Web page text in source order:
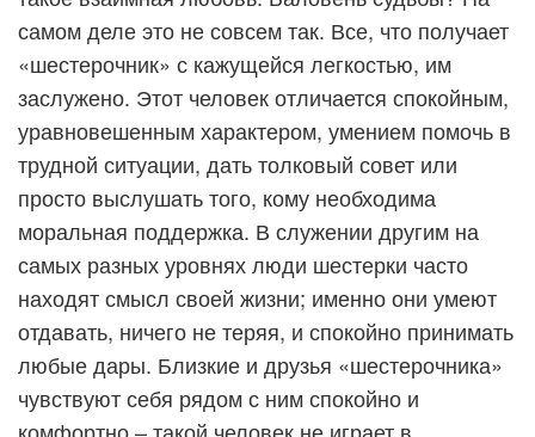
самом деле это не совсем так. Все, что получает
«шестерочник» с кажущейся легкостью, им
заслужено. Этот человек отличается спокойным,
уравновешенным характером, умением помочь в
трудной ситуации, дать толковый совет или
просто выслушать того, кому необходима
моральная поддержка. В служении другим на
самых разных уровнях люди шестерки часто
находят смысл своей жизни; именно они умеют
отдавать, ничего не теряя, и спокойно принимать
любые дары. Близкие и друзья «шестерочника»
чувствуют себя рядом с ним спокойно и